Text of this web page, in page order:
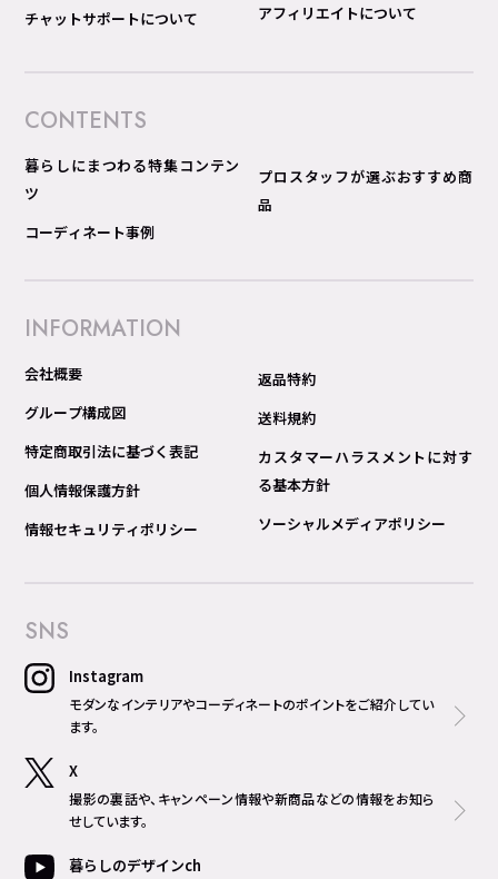
チャットサポートについて
アフィリエイトについて
CONTENTS
暮らしにまつわる特集コンテン
ツ
コーディネート事例
プロスタッフが選ぶおすすめ商
品
INFORMATION
会社概要
グループ構成図
特定商取引法に基づく表記
個人情報保護方針
情報セキュリティポリシー
返品特約
送料規約
カスタマーハラスメントに対す
る基本方針
ソーシャルメディアポリシー
SNS
Instagram
モダンなインテリアやコーディネートのポイントをご紹介してい
ます。
X
撮影の裏話や、キャンペーン情報や新商品などの情報をお知ら
せしています。
暮らしのデザインch